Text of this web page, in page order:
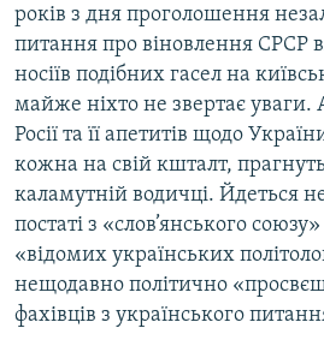
СВІТ
КИТАЙ.ВИКЛИКИ
МУЛЬТИМЕДІА
ФОТО
СПЕЦПРОЄКТИ
ПОДКАСТИ
КРИМ РЕАЛІЇ
РУС
УКР
років з дня проголошення
питання про віновлення СРСР
носіїв подібних гасел на
майже ніхто не звертає уваги.
Росії та її апетитів щодо
кожна на свій кшталт,
каламутній водичці. Йдеться
постаті з «слов’янського
«відомих українських
нещодавно політично
фахівців з українського